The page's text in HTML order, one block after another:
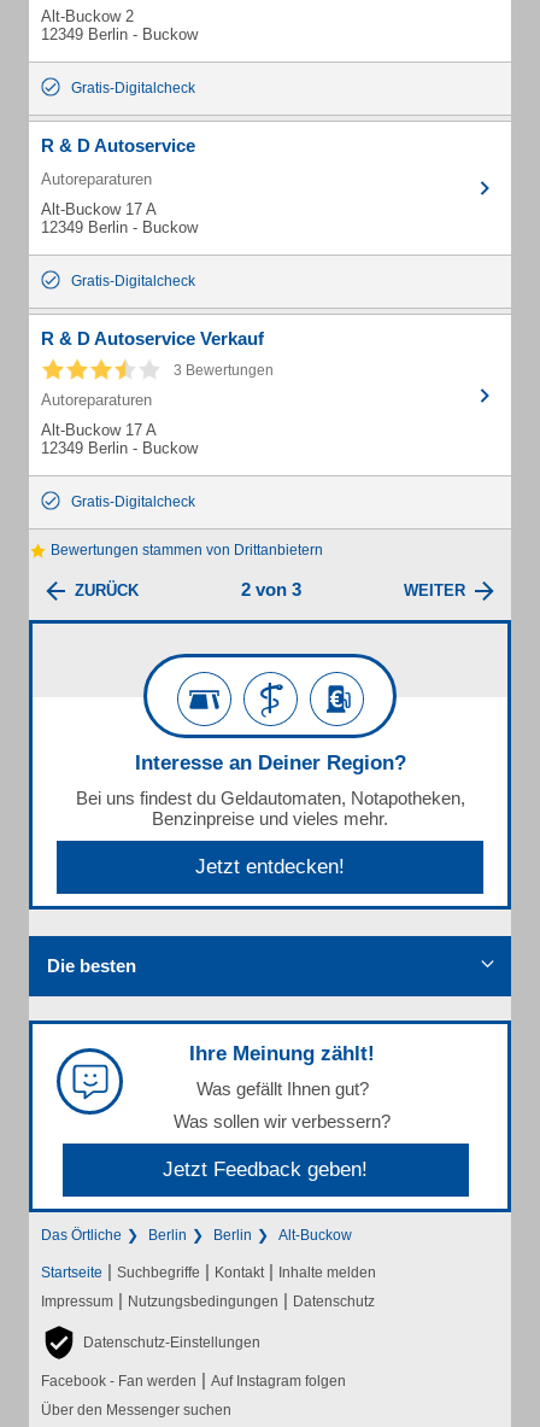
Alt-Buckow 2
12349 Berlin - Buckow
Gratis-Digitalcheck
R & D Autoservice
Autoreparaturen
Alt-Buckow 17 A
12349 Berlin - Buckow
Gratis-Digitalcheck
R & D Autoservice Verkauf
3 Bewertungen
Autoreparaturen
Alt-Buckow 17 A
12349 Berlin - Buckow
Gratis-Digitalcheck
Bewertungen stammen von Drittanbietern
ZURÜCK 2 von 3 WEITER
Interesse an Deiner Region?
Bei uns findest du Geldautomaten, Notapotheken,
Benzinpreise und vieles mehr.
Jetzt entdecken!
Die besten
Ihre Meinung zählt!
Was gefällt Ihnen gut?
Was sollen wir verbessern?
Jetzt Feedback geben!
Das Örtliche Berlin Berlin Alt-Buckow
Startseite | Suchbegriffe | Kontakt | Inhalte melden
Impressum | Nutzungsbedingungen | Datenschutz
Datenschutz-Einstellungen
Facebook - Fan werden | Auf Instagram folgen
Über den Messenger suchen